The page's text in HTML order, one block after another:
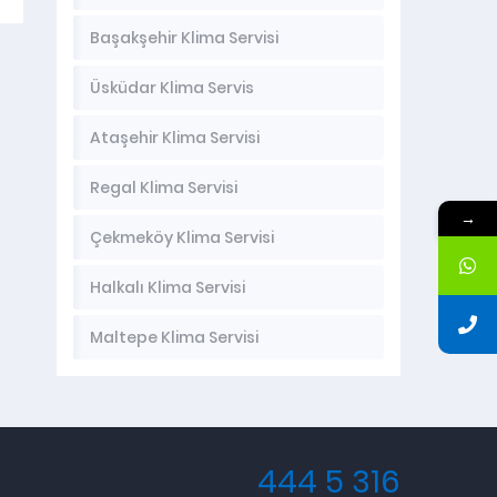
Başakşehir Klima Servisi
Üsküdar Klima Servis
Ataşehir Klima Servisi
Regal Klima Servisi
Çekmeköy Klima Servisi
Halkalı Klima Servisi
Maltepe Klima Servisi
444 5 316
→